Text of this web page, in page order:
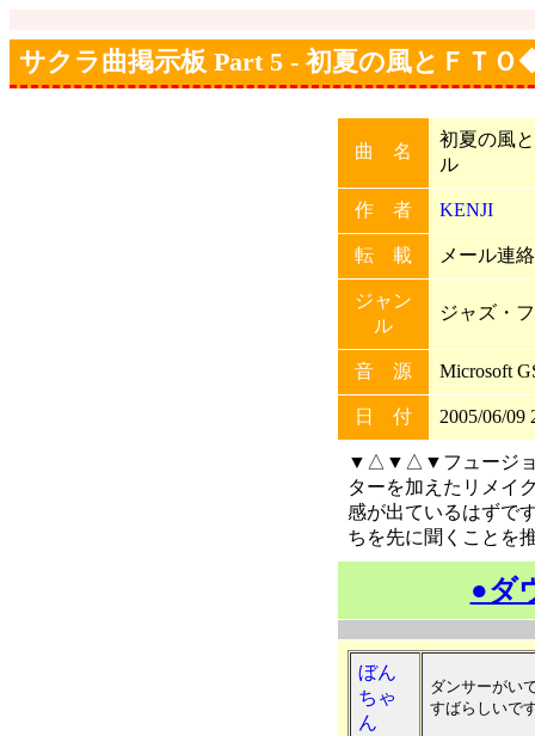
サクラ曲掲示板 Part 5 - 初夏の風とＦＴ
曲 名
初夏の風
ル
作 者 KENJI
転 載 メール連
ジャン
ル
ジャズ・
音 源 Microsoft
日 付 2005/06/09
▼△▼△▼フュージョ
ターを加えたリメイ
感が出ているはずで
ちを先に聞くこと
●ダ
ぼん
ちゃ
ん
ダンサーが
すばらしいで